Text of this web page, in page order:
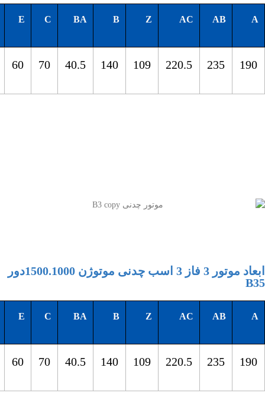
A
AB
AC
Z
B
BA
C
E
190
235
220.5
109
140
40.5
70
60
ابعاد موتور 3 فاز 3 اسب چدنی موتوژن 1500.1000دور
B35
A
AB
AC
Z
B
BA
C
E
190
235
220.5
109
140
40.5
70
60